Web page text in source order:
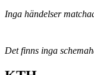
Inga händelser
Det finns inga